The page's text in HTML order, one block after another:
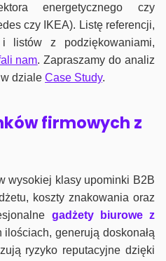
energetycznego czy
czy IKEA). Listę referencji,
listów z podziękowaniami,
nam. Zapraszamy do analiz
dziale Case Study.
firmowych z
wysokiej klasy upominki B2B
koszty znakowania oraz
gadżety biurowe z
generują doskonałą
ryzyko reputacyjne dzięki